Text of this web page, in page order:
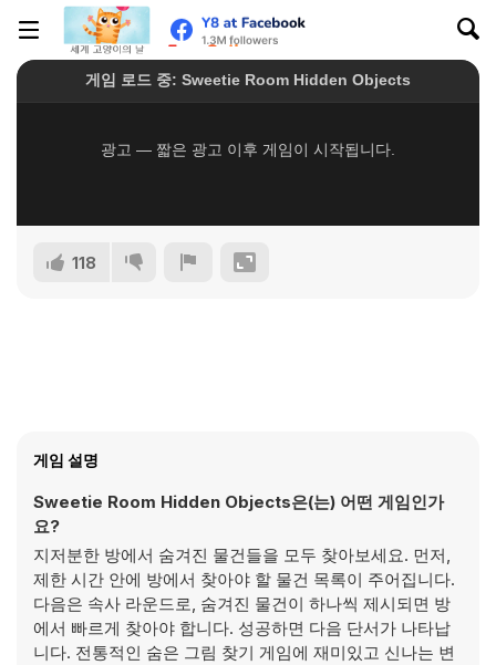
118
게임 설명
Sweetie Room Hidden Objects은(는) 어떤 게임인가
요?
지저분한 방에서 숨겨진 물건들을 모두 찾아보세요. 먼저,
제한 시간 안에 방에서 찾아야 할 물건 목록이 주어집니다.
다음은 속사 라운드로, 숨겨진 물건이 하나씩 제시되면 방
에서 빠르게 찾아야 합니다. 성공하면 다음 단서가 나타납
니다. 전통적인 숨은 그림 찾기 게임에 재미있고 신나는 변